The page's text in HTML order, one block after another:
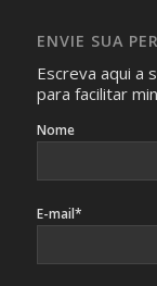
identificação da
ENVIE SUA
Escreva aqui a
para facilitar
Nome
E-mail*